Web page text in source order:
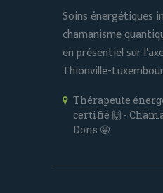
Soins énergétiques
chamanisme
en présentiel sur
Thionville-
Thérapeute
certifié 🙌 -
Dons 🤩